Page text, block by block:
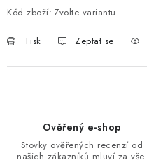
Kód zboží: Zvolte variantu
Tisk Zeptat se
Ověřený e-shop
Stovky ověřených recenzí od
našich zákazníků mluví za vše.